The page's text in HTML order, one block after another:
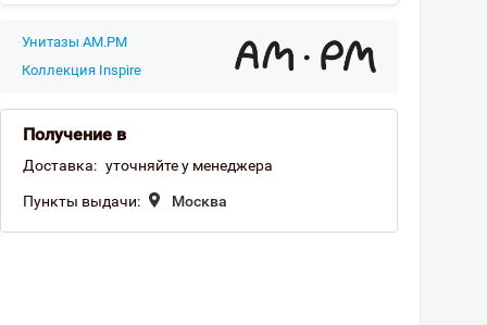
Унитазы AM.PM
Коллекция Inspire
Получение в
Доставка: уточняйте у менеджера
Пункты выдачи: Москва